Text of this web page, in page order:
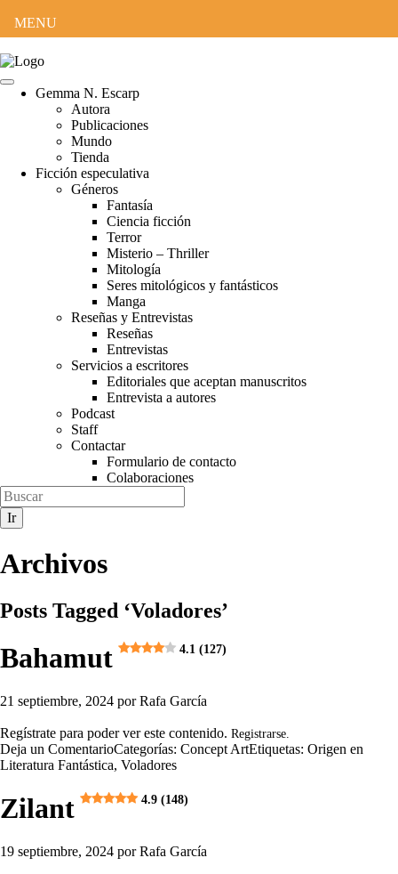
Gemma N. Escarp
Autora
Publicaciones
Mundo
Tienda
Ficción especulativa
Géneros
Fantasía
Ciencia ficción
Terror
Misterio – Thriller
Mitología
Seres mitológicos y fantásticos
Manga
Reseñas y Entrevistas
Reseñas
Entrevistas
Servicios a escritores
Editoriales que aceptan manuscritos
Entrevista a autores
Podcast
Staff
Contactar
Formulario de contacto
Colaboraciones
Archivos
Posts Tagged ‘Voladores’
Bahamut 4.1 (127)
21 septiembre, 2024 porRafa García
Regístrate para poder ver este contenido. Registrarse.
Deja un ComentarioCategorías: Concept ArtEtiquetas: Origen en
Literatura Fantástica, Voladores
Zilant 4.9 (148)
19 septiembre, 2024 porRafa García
MENU